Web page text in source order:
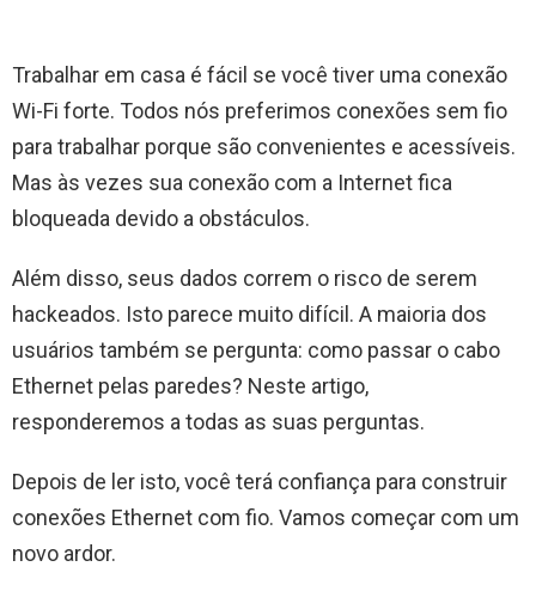
Trabalhar em casa é fácil se você tiver uma conexão
Wi-Fi forte. Todos nós preferimos conexões sem fio
para trabalhar porque são convenientes e acessíveis.
Mas às vezes sua conexão com a Internet fica
bloqueada devido a obstáculos.
Além disso, seus dados correm o risco de serem
hackeados. Isto parece muito difícil. A maioria dos
usuários também se pergunta: como passar o cabo
Ethernet pelas paredes? Neste artigo,
responderemos a todas as suas perguntas.
Depois de ler isto, você terá confiança para construir
conexões Ethernet com fio. Vamos começar com um
novo ardor.